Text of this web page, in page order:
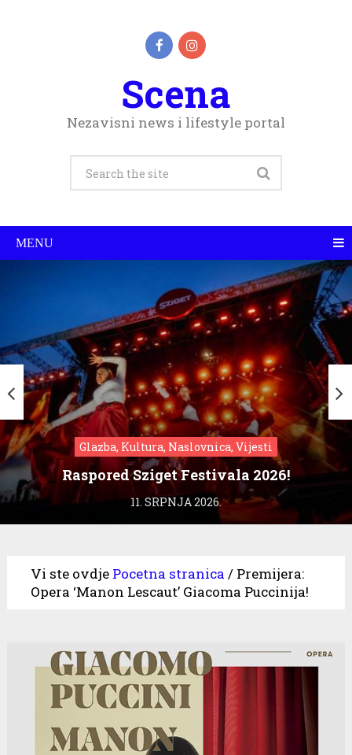
Scena
Nezavisni news i lifestyle portal
MENU
Glazba, Kultura, Naslovnica, Vijesti
Raspored Sziget Festivala 2026!
11. SRPNJA 2026.
Vi ste ovdje Pocetna stranica / Premijera:
Opera ‘Manon Lescaut’ Giacoma Puccinija!